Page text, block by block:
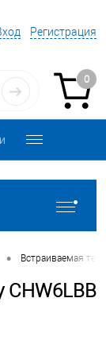
Регистрация
0
• Встраиваемая
CHW6LBB